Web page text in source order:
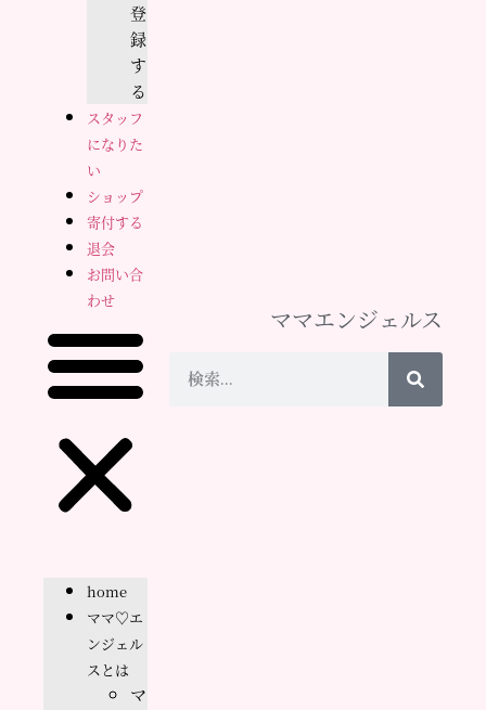
登
録
す
る
スタッフ
になりた
い
ショップ
寄付する
退会
お問い合
わせ
home
ママ♡エ
ンジェル
スとは
マ
ママエンジェルス